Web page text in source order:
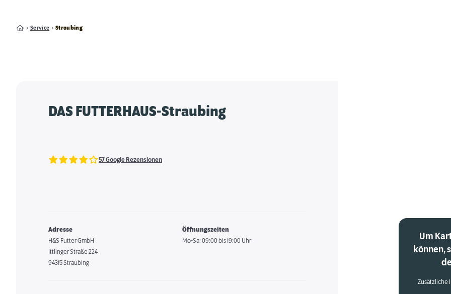
Service Straubing
DAS FUTTERHAUS-Straubing
57 Google Rezensionen
Adresse
H&S Futter GmbH
Ittlinger Straße 224
94315 Straubing
Öffnungszeiten
Mo-Sa: 09:00 bis 19:00 Uhr
Um
können,
Zusätzliche